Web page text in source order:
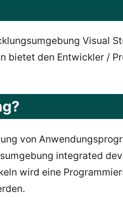
Visual
bietet den Entwickler /
von
integrated
wird eine